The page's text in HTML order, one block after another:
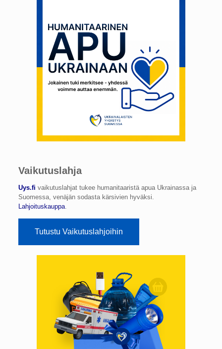
Vaikutuslahja
Uys.fi vaikutuslahjat tukee humanitaaristä apua Ukrainassa ja
Suomessa, venäjän sodasta kärsivien hyväksi.
Lahjoituskauppa.
Tutustu Vaikutuslahjoihin